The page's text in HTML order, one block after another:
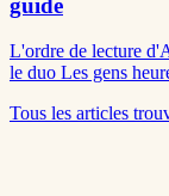
L'ordre de lecture
le duo Les gens
Tous les articles